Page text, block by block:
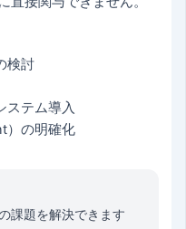
検討
ステム導入
）の明確化
課題を解決できます